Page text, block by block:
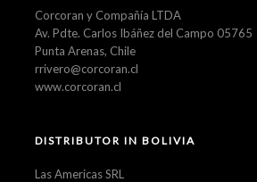
Corcoran y Compañía LTDA
Av. Pdte. Carlos Ibáñez del Campo 05765
Punta Arenas, Chile
rrivero@corcoran.cl
www.corcoran.cl
DISTRIBUTOR IN BOLIVIA
Las Americas SRL